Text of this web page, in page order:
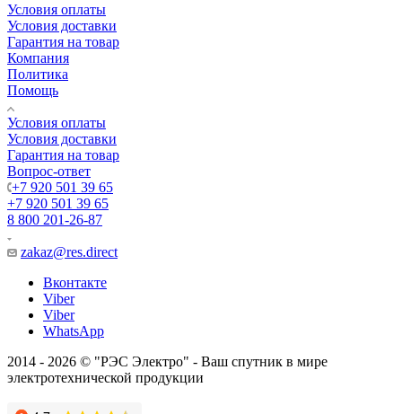
Условия оплаты
Условия доставки
Гарантия на товар
Компания
Политика
Помощь
Условия оплаты
Условия доставки
Гарантия на товар
Вопрос-ответ
+7 920 501 39 65
+7 920 501 39 65
8 800 201-26-87
zakaz@res.direct
Вконтакте
Viber
Viber
WhatsApp
2014 - 2026 © "РЭС Электро" - Ваш спутник в мире
электротехнической продукции